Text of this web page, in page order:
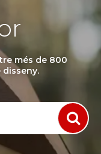
més de 800